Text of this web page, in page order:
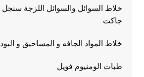
خلاط السوائل والسوائل اللزجة
جاكت
خلاط المواد الجافه و المساحيق و
طبات الومنيوم فويل